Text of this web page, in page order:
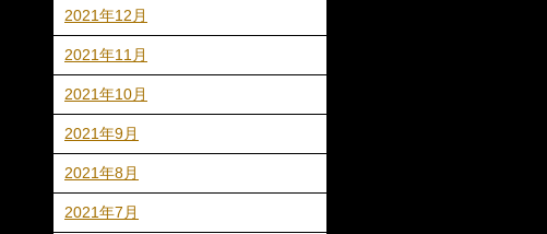
2021年12月
2021年11月
2021年10月
2021年9月
2021年8月
2021年7月